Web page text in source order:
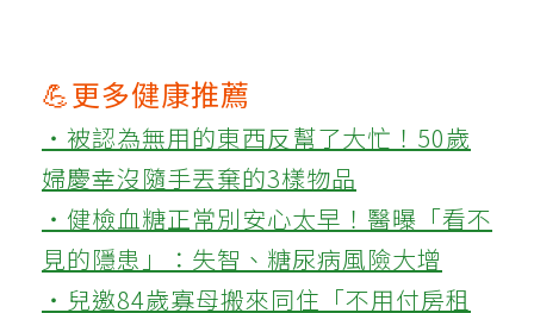
💪更多健康推薦
‧被認為無用的東西反幫了大忙！50歲
婦慶幸沒隨手丟棄的3樣物品
‧健檢血糖正常別安心太早！醫曝「看不
見的隱患」：失智、糖尿病風險大增
‧兒邀84歲寡母搬來同住「不用付房租